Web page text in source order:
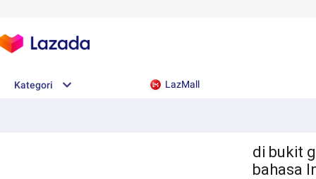
Kategori LazMall
di bukit
bahasa